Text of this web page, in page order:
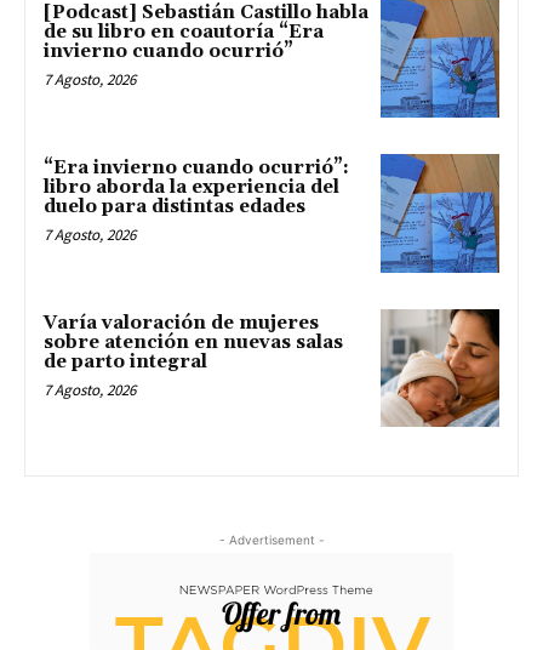
[Podcast] Sebastián Castillo habla
de su libro en coautoría “Era
invierno cuando ocurrió”
7 Agosto, 2026
“Era invierno cuando ocurrió”:
libro aborda la experiencia del
duelo para distintas edades
7 Agosto, 2026
Varía valoración de mujeres
sobre atención en nuevas salas
de parto integral
7 Agosto, 2026
- Advertisement -